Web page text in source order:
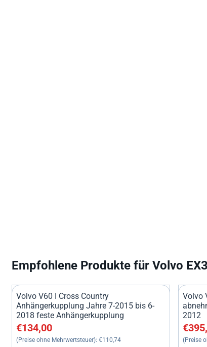
Empfohlene Produkte fürVolvo
Volvo V60 I Cross Country
Anhängerkupplung Jahre 7-2015 bis 6-
2018 feste Anhängerkupplung
Preis: 134,00, ohne MwSt.: 110,74
€134,00
(Preise ohne Mehrwertsteuer): €110,74
Volvo
2012
Preis:
(Preise